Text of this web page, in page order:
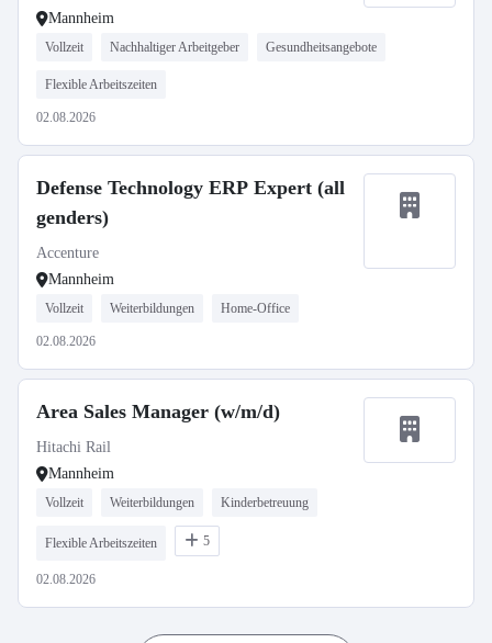
Mannheim
Vollzeit Nachhaltiger Arbeitgeber Gesundheitsangebote
Flexible Arbeitszeiten
02.08.2026
Defense Technology ERP Expert (all
genders)
Accenture
Mannheim
Vollzeit Weiterbildungen Home-Office
02.08.2026
Area Sales Manager (w/m/d)
Hitachi Rail
Mannheim
Vollzeit Weiterbildungen Kinderbetreuung
Flexible Arbeitszeiten 5
02.08.2026